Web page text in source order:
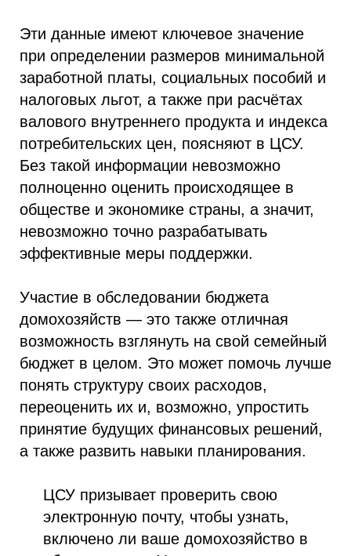
Эти данные имеют ключевое значение
при определении размеров минимальной
заработной платы, социальных пособий и
налоговых льгот, а также при расчётах
валового внутреннего продукта и индекса
потребительских цен, поясняют в ЦСУ.
Без такой информации невозможно
полноценно оценить происходящее в
обществе и экономике страны, а значит,
невозможно точно разрабатывать
эффективные меры поддержки.
Участие в обследовании бюджета
домохозяйств — это также отличная
возможность взглянуть на свой семейный
бюджет в целом. Это может помочь лучше
понять структуру своих расходов,
переоценить их и, возможно, упростить
принятие будущих финансовых решений,
а также развить навыки планирования.
ЦСУ призывает проверить свою
электронную почту, чтобы узнать,
включено ли ваше домохозяйство в